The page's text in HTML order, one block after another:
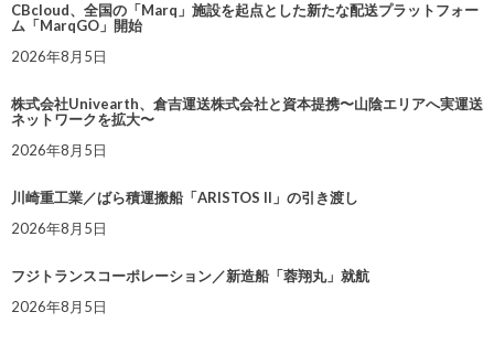
CBcloud、全国の「Marq」施設を起点とした新たな配送プラットフォー
ム「MarqGO」開始
2026年8月5日
株式会社Univearth、倉吉運送株式会社と資本提携〜山陰エリアへ実運送
ネットワークを拡大〜
2026年8月5日
川崎重工業／ばら積運搬船「ARISTOS II」の引き渡し
2026年8月5日
フジトランスコーポレーション／新造船「蓉翔丸」就航
2026年8月5日